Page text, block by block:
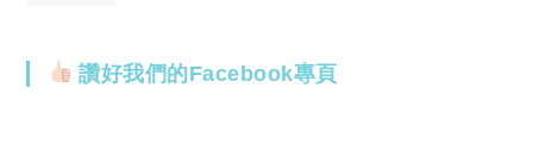
讚好我們的Facebook專頁